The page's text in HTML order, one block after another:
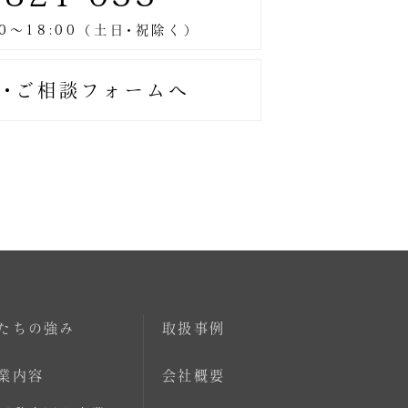
ご相談フォームへ
ちの強み
内容
取扱事例
会社概要